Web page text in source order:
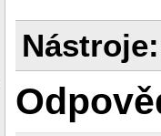
Nástroje: